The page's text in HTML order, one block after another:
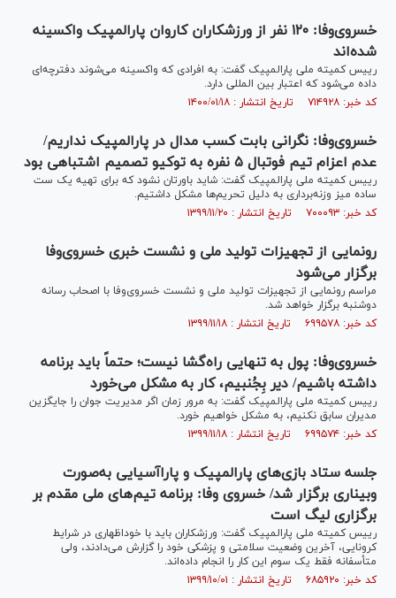
خسروی‌وفا: ۱۲۰ نفر از ورزشکاران کاروان پارالمپیک واکسینه
شده‌اند
رییس کمیته ملی پارالمپیک گفت: به افرادی که واکسینه می‌شوند دفترچه‌ای
داده می‌شود که اعتبار بین المللی دارد.
کد خبر: ۷۱۴۹۲۸ تاریخ انتشار : ۱۴۰۰/۰۱/۱۸
خسروی‌وفا: نگرانی بابت کسب مدال در پارالمپیک نداریم/
عدم اعزام تیم فوتبال ۵ نفره به توکیو تصمیم اشتباهی بود
رییس کمیته ملی پارالمپیک گفت: شاید باورتان نشود که برای تهیه یک ست
ساده میز وزنه‌برداری به دلیل تحریم‌ها مشکل داشتیم.
کد خبر: ۷۰۰۰۹۳ تاریخ انتشار : ۱۳۹۹/۱۱/۲۰
رونمایی از تجهیزات تولید ملی و نشست خبری خسروی‌وفا
برگزار می‌شود
مراسم رونمایی از تجهیزات تولید ملی و نشست خسروی‌وفا با اصحاب رسانه
دوشنبه برگزار خواهد شد.
کد خبر: ۶۹۹۵۷۸ تاریخ انتشار : ۱۳۹۹/۱۱/۱۸
خسروی‌وفا: پول به تنهایی راه‌گشا نیست؛ حتماً باید برنامه
داشته باشیم/ دیر بِجُنبیم، کار به مشکل می‌خورد
رییس کمیته ملی پارالمپیک گفت: به مرور زمان اگر مدیریت جوان را جایگزین
مدیران سابق نکنیم، به مشکل خواهیم خورد.
کد خبر: ۶۹۹۵۷۴ تاریخ انتشار : ۱۳۹۹/۱۱/۱۸
جلسه ستاد بازی‌های پارالمپیک و پاراآسیایی به‌صورت
وبیناری برگزار شد/ خسروی وفا: برنامه تیم‌های ملی مقدم بر
برگزاری لیگ است
رییس کمیته ملی پارالمپیک گفت: ورزشکاران باید با خوداظهاری در شرایط
کرونایی، آخرین وضعیت سلامتی و پزشکی خود را گزارش می‌دادند، ولی
متأسفانه فقط یک سوم این کار را انجام داده‌اند.
کد خبر: ۶۸۵۹۲۰ تاریخ انتشار : ۱۳۹۹/۱۰/۰۱